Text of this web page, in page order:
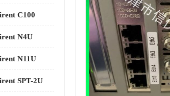
C100
N4U
N11U
SPT-2U